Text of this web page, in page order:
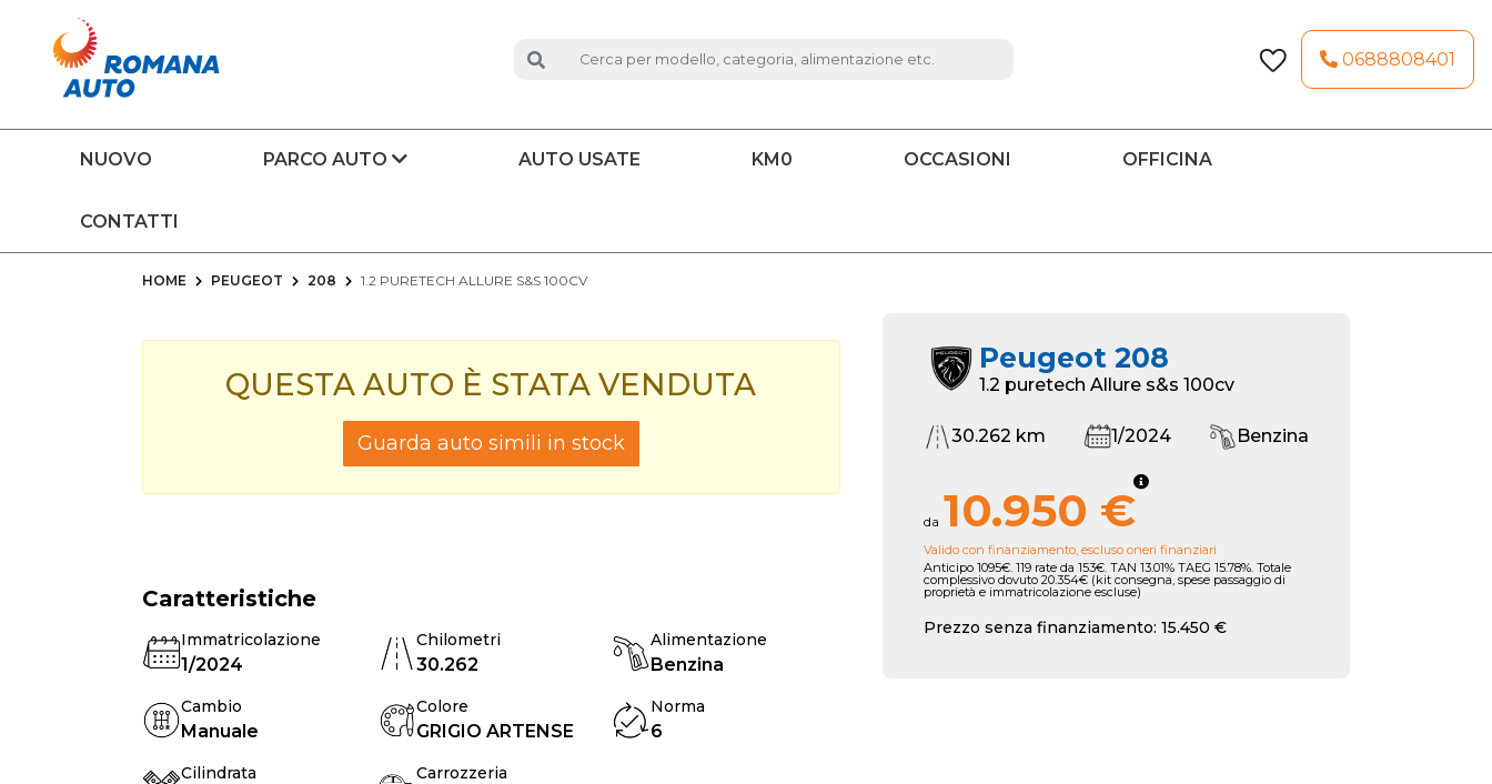
0688808401
NUOVO PARCO AUTO AUTO USATE KM0 OCCASIONI OFFICINA
CONTATTI
HOME PEUGEOT 208 1.2 PURETECH ALLURE S&S 100CV
QUESTA AUTO È STATA VENDUTA
Guarda auto simili in stock
Peugeot 208
1.2 puretech Allure s&s 100cv
30.262 km 1/2024 Benzina
da 10.950 €
Valido con finanziamento, escluso oneri finanziari
Anticipo 1095€. 119 rate da 153€. TAN 13.01% TAEG 15.78%. Totale
complessivo dovuto 20.354€ (kit consegna, spese passaggio di
proprietà e immatricolazione escluse)
Prezzo senza finanziamento: 15.450 €
Caratteristiche
Immatricolazione
1/2024
Chilometri
30.262
Alimentazione
Benzina
Cambio
Manuale
Colore
GRIGIO ARTENSE
Norma
6
Cilindrata Carrozzeria